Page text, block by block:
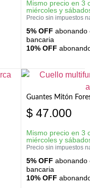
Mismo precio en 3
miércoles y
Precio sin impuestos
5% OFF abonando
bancaria
10% OFF
Guantes Mitón
$ 47.000
Mismo precio en 3
miércoles y
Precio sin impuestos
5% OFF abonando
bancaria
10% OFF